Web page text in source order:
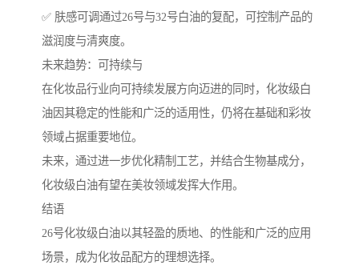
✅ 肤感可调通过26号与32号白油的复配，可控制产品的
滋润度与清爽度。
未来趋势：可持续与
在化妆品行业向可持续发展方向迈进的同时，化妆级白
油因其稳定的性能和广泛的适用性，仍将在基础和彩妆
领域占据重要地位。
未来，通过进一步优化精制工艺，并结合生物基成分，
化妆级白油有望在美妆领域发挥大作用。
结语
26号化妆级白油以其轻盈的质地、的性能和广泛的应用
场景，成为化妆品配方的理想选择。